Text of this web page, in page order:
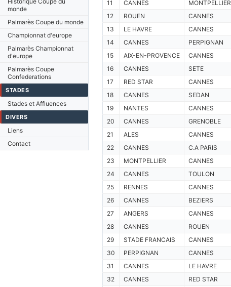
monde
Palmarès Coupe du monde
Championnat d'europe
Palmarès Championnat
d'europe
Palmarès Coupe
Confederations
STADES
Stades et Affluences
DIVERS
Liens
Contact
11
CANNES MONTPELLIER
12
ROUEN CANNES
13
LE HAVRE CANNES
14
CANNES PERPIGNAN
15
AIX-EN-PROVENCE CANNES
16
CANNES SETE
17
RED STAR CANNES
18
CANNES SEDAN
19
NANTES CANNES
20
CANNES GRENOBLE
21
ALES CANNES
22
CANNES C.A PARIS
23
MONTPELLIER CANNES
24
CANNES TOULON
25
RENNES CANNES
26
CANNES BEZIERS
27
ANGERS CANNES
28
CANNES ROUEN
29
STADE FRANCAIS CANNES
30
PERPIGNAN CANNES
31
CANNES LE HAVRE
32
CANNES RED STAR